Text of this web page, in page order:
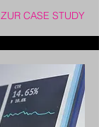
ZUR CASE STUDY